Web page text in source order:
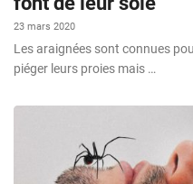
23 mars 2020
Les araignées sont connues
piéger leurs proies mais …